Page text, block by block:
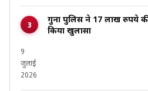
गुना पुलिस ने 17 लाख रुपये
किया खुलासा
9
जुलाई
2026